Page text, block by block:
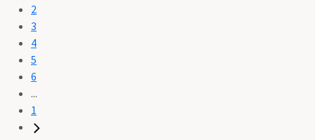
2
3
4
5
6
...
1